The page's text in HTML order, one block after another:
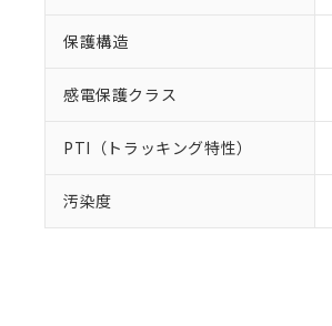
保護構造
感電保護クラス
PTI（トラッキング特性）
汚染度